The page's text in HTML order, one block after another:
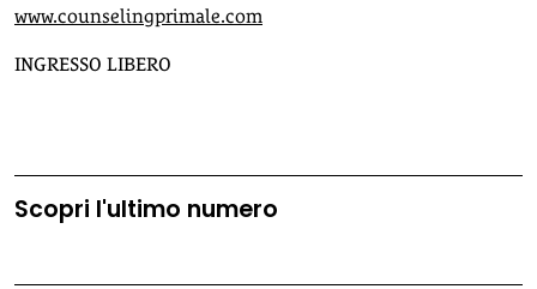
www.counselingprimale.com
INGRESSO LIBERO
Scopri l'ultimo numero